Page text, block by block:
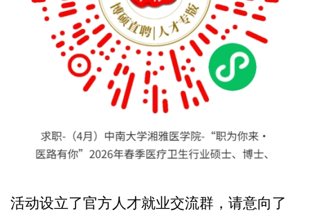
活动设立了官方人才就业交流群，请意向了